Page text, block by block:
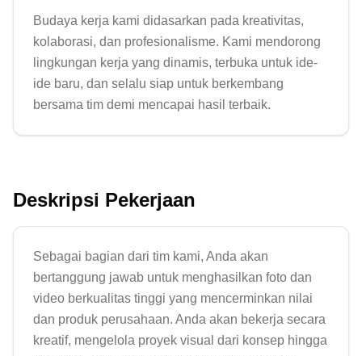
Budaya kerja kami didasarkan pada kreativitas,
kolaborasi, dan profesionalisme. Kami mendorong
lingkungan kerja yang dinamis, terbuka untuk ide-
ide baru, dan selalu siap untuk berkembang
Deskripsi Pekerjaan
Sebagai bagian dari tim kami, Anda akan
bertanggung jawab untuk menghasilkan foto dan
video berkualitas tinggi yang mencerminkan nilai
dan produk perusahaan. Anda akan bekerja secara
kreatif, mengelola proyek visual dari konsep hingga